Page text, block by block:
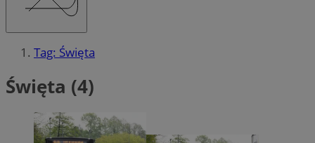
Tag: Święta
Święta (4)